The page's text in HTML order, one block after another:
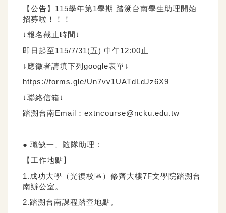
【公告】115學年第1學期 踏溯台南學生助理開始
招募啦！！！
↓報名截止時間↓
即日起至115/7/31(五) 中午12:00止
↓應徵者請填下列google表單↓
https://forms.gle/Un7vv1UATdLdJz6X9
↓聯絡信箱↓
踏溯台南Email：extncourse@ncku.edu.tw
● 職缺一、隨隊助理：
【工作地點】
1.成功大學（光復校區）修齊大樓7F文學院踏溯台
南辦公室。
2.踏溯台南課程踏查地點。